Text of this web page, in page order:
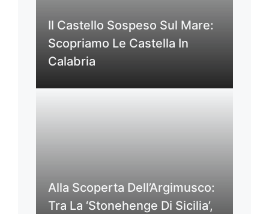
Il Castello Sospeso Sul Mare:
Scopriamo Le Castella In
Calabria
Alla Scoperta Dell’Argimusco:
Tra La ‘Stonehenge Di Sicilia’,